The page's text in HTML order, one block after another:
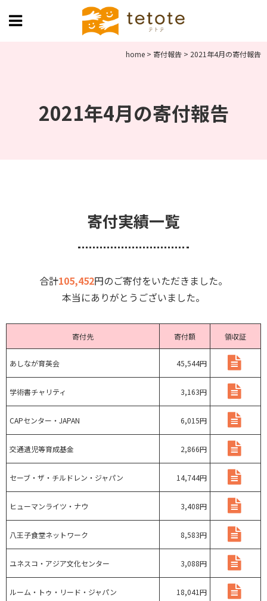
home > 寄付報告 > 2021年4月の寄付報告
2021年4月の寄付報告
寄付実績一覧
合計105,452円のご寄付をいただきました。
本当にありがとうございました。
寄付先 寄付額 領収証
あしなが育英会 45,544円
学術書チャリティ 3,163円
CAPセンター・JAPAN 6,015円
交通遺児等育成基金 2,866円
セーブ・ザ・チルドレン・ジャパン 14,744円
ヒューマンライツ・ナウ 3,408円
八王子食堂ネットワーク 8,583円
ユネスコ・アジア文化センター 3,088円
ルーム・トゥ・リード・ジャパン 18,041円